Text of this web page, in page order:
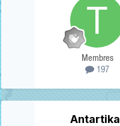
Membres
197
Antartika